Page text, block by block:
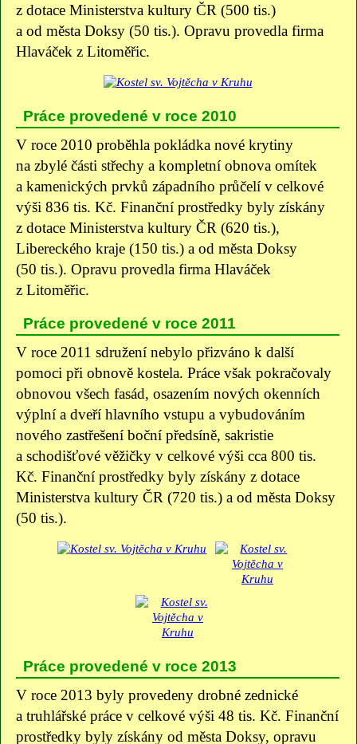
z dotace Ministerstva kultury ČR (500 tis.)
a od města Doksy (50 tis.). Opravu provedla firma
Hlaváček z Litoměřic.
Práce provedené v roce 2010
V roce 2010 proběhla pokládka nové krytiny
na zbylé části střechy a kompletní obnova omítek
a kamenických prvků západního průčelí v celkové
výši 836 tis. Kč. Finanční prostředky byly získány
z dotace Ministerstva kultury ČR (620 tis.),
Libereckého kraje (150 tis.) a od města Doksy
(50 tis.). Opravu provedla firma Hlaváček
z Litoměřic.
Práce provedené v roce 2011
V roce 2011 sdružení nebylo přizváno k další
pomoci při obnově kostela. Práce však pokračovaly
obnovou všech fasád, osazením nových okenních
výplní a dveří hlavního vstupu a vybudováním
nového zastřešení boční předsíně, sakristie
a schodišťové věžičky v celkové výši cca 800 tis.
Kč. Finanční prostředky byly získány z dotace
Ministerstva kultury ČR (720 tis.) a od města Doksy
(50 tis.).
Práce provedené v roce 2013
V roce 2013 byly provedeny drobné zednické
a truhlářské práce v celkové výši 48 tis. Kč. Finanční
prostředky byly získány od města Doksy, opravu